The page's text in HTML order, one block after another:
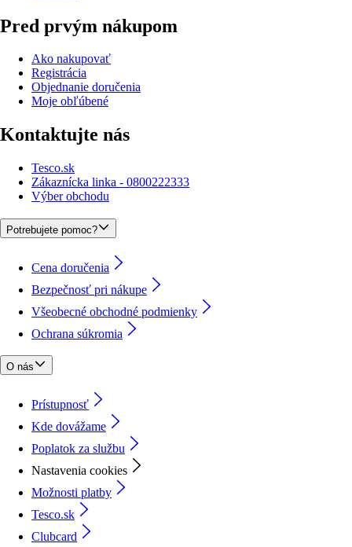
Pred prvým nákupom
Ako nakupovať
Registrácia
Objednanie doručenia
Moje obľúbené
Kontaktujte nás
Tesco.sk
Zákaznícka linka - 0800222333
Výber obchodu
Potrebujete pomoc?
Cena doručenia
Bezpečnosť pri nákupe
Všeobecné obchodné podmienky
Ochrana súkromia
O nás
Prístupnosť
Kde dovážame
Poplatok za službu
Nastavenia cookies
Možnosti platby
Tesco.sk
Clubcard